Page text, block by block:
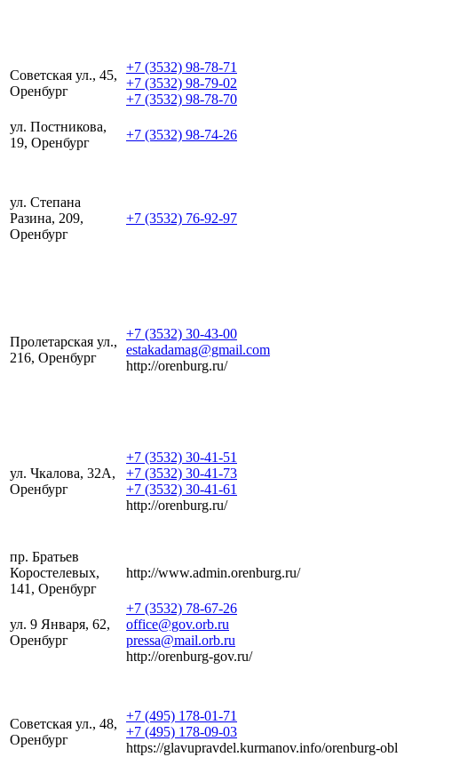
Советская ул., 45,
Оренбург
+7 (3532) 98-78-71
+7 (3532) 98-79-02
+7 (3532) 98-78-70
ул. Постникова,
19, Оренбург
+7 (3532) 98-74-26
ул. Степана
Разина, 209,
Оренбург
+7 (3532) 76-92-97
Пролетарская ул.,
216, Оренбург
+7 (3532) 30-43-00
estakadamag@gmail.com
http://orenburg.ru/
ул. Чкалова, 32А,
Оренбург
+7 (3532) 30-41-51
+7 (3532) 30-41-73
+7 (3532) 30-41-61
http://orenburg.ru/
пр. Братьев
Коростелевых,
141, Оренбург
http://www.admin.orenburg.ru/
ул. 9 Января, 62,
Оренбург
+7 (3532) 78-67-26
office@gov.orb.ru
pressa@mail.orb.ru
http://orenburg-gov.ru/
Советская ул., 48,
Оренбург
+7 (495) 178-01-71
+7 (495) 178-09-03
https://glavupravdel.kurmanov.info/orenburg-obl